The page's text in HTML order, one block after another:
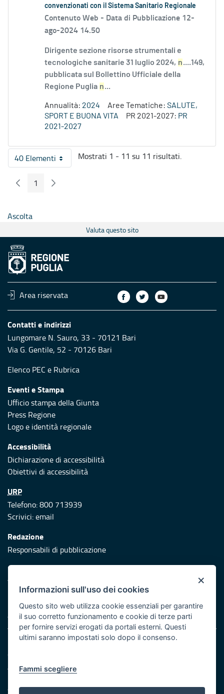
convenzionati con il Sistema Sanitario Regionale
Contenuto Web - Data di Pubblicazione 12-
ago-2024 14.50
Dirigente sezione risorse strumentali e
tecnologiche sanitarie 31 luglio 2024, n....149,
pubblicata sul Bollettino Ufficiale della
Regione Puglia n...
Annualità: 2024 Aree Tematiche: SALUTE,
SPORT E BUONA VITA
PR 2021-2027: PR
2021-2027
40 ElementiPer pagina
Mostrati 1 - 11 su 11 risultati.
Pagina Precedente
Pagina
1 Pagina Seguente
Ascolta
Valuta questo sito
Area riservata
Contatti e indirizzi
Lungomare N. Sauro, 33 - 70121 Bari
Via G. Gentile, 52 - 70126 Bari
Elenco PEC e Rubrica
Eventi e Stampa
Ufficio stampa della Giunta
Press Regione
Logo e identità regionale
Accessibilità
Dichiarazione di accessibilità
Obiettivi di accessibilità
URP
Telefono: 800 713939
Scrivici:email
Redazione
Responsabili di pubblicazione
Protezione civile
Vai al sito di Protezione Civile Puglia
Iniziativa finanziata con risorse del POR Puglia 2014/2020 -
Asse XI
Note legali
Cookie e privacy
Atti di notifica
Servizi Intranet
×
Informazioni sull'uso dei cookies
Questo sito web utilizza cookie essenziali per garantire
il suo corretto funzionamento e cookie di terze parti
per fornire servizi erogati da portali esterni. Questi
ultimi saranno impostati solo dopo il consenso.
Fammi scegliere